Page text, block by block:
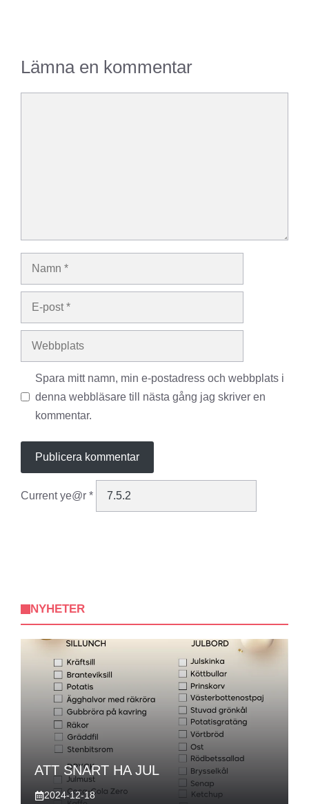
Lämna en kommentar
Namn
Webbplats
Spara mitt namn, min e-postadress och webbplats i
denna webbläsare till nästa gång jag skriver en
kommentar.
Current ye@r *
NYHETER
ATT SNART HA JUL
2024-12-18